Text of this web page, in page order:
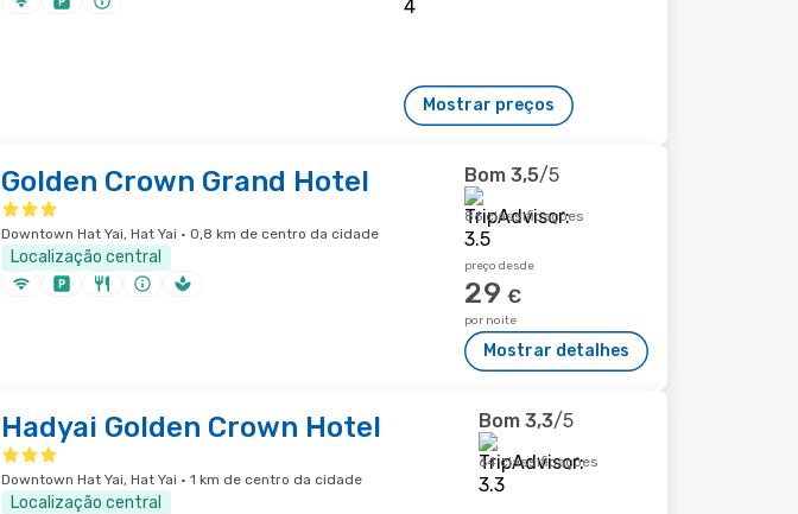
Mostrar preços
Golden Crown Grand Hotel
Downtown Hat Yai, Hat Yai · 0,8 km de centro da cidade
Localização central
Bom 3,5/5
86 classificações
preço desde
29 €
por noite
Mostrar detalhes
Hadyai Golden Crown Hotel
Downtown Hat Yai, Hat Yai · 1 km de centro da cidade
Localização central
Bom 3,3/5
64 classificações